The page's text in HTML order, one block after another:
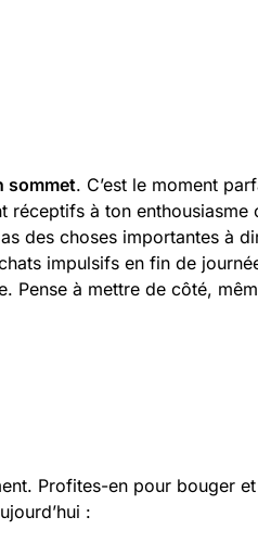
sommet. C’est le moment
réceptifs à ton enthousiasme
des choses importantes à
impulsifs en fin de
Pense à mettre de côté,
Profites-en pour bouger
: